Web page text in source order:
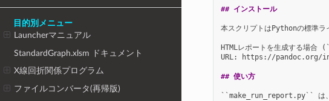
目的別メニュー
Launcherマニュアル
StandardGraph.xlsm ドキュメント
X線回折関係プログラム
ファイルコンバータ(再帰版)
## インストール
本スクリプトはPythonの標準ラ
HTMLレポートを生成する場
URL: https://pandoc.org/
## 使い方
``make_run_report.py`` は、